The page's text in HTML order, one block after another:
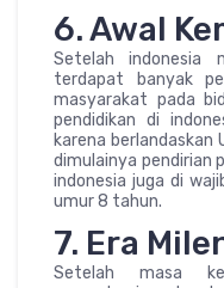
6. Awal
Setelah indonesia
terdapat banyak
masyarakat pada
pendidikan di
karena berlandaskan
dimulainya pendirian
indonesia juga di
umur 8 tahun.
7. Era
Setelah masa